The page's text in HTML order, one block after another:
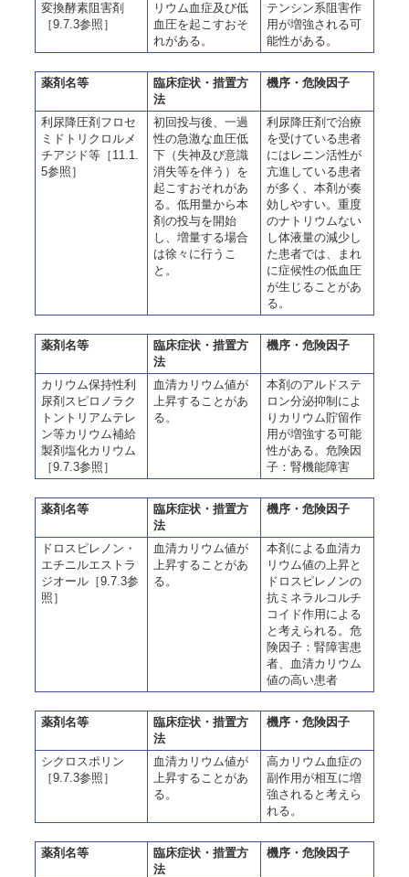
変換酵素阻害剤
［9.7.3参照］
リウム血症及び低
血圧を起こすおそ
れがある。
テンシン系阻害作
用が増強される可
能性がある。
薬剤名等
臨床症状・措置方
法
機序・危険因子
利尿降圧剤フロセ
ミドトリクロルメ
チアジド等［11.1.
5参照］
初回投与後、一過
性の急激な血圧低
下（失神及び意識
消失等を伴う）を
起こすおそれがあ
る。低用量から本
剤の投与を開始
し、増量する場合
は徐々に行うこ
と。
利尿降圧剤で治療
を受けている患者
にはレニン活性が
亢進している患者
が多く、本剤が奏
効しやすい。重度
のナトリウムない
し体液量の減少し
た患者では、まれ
に症候性の低血圧
が生じることがあ
る。
薬剤名等
臨床症状・措置方
法
機序・危険因子
カリウム保持性利
尿剤スピロノラク
トントリアムテレ
ン等カリウム補給
製剤塩化カリウム
［9.7.3参照］
血清カリウム値が
上昇することがあ
る。
本剤のアルドステ
ロン分泌抑制によ
りカリウム貯留作
用が増強する可能
性がある。危険因
子：腎機能障害
薬剤名等
臨床症状・措置方
法
機序・危険因子
ドロスピレノン・
エチニルエストラ
ジオール［9.7.3参
照］
血清カリウム値が
上昇することがあ
る。
本剤による血清カ
リウム値の上昇と
ドロスピレノンの
抗ミネラルコルチ
コイド作用による
と考えられる。危
険因子：腎障害患
者、血清カリウム
値の高い患者
薬剤名等
臨床症状・措置方
法
機序・危険因子
シクロスポリン
［9.7.3参照］
血清カリウム値が
上昇することがあ
る。
高カリウム血症の
副作用が相互に増
強されると考えら
れる。
薬剤名等
臨床症状・措置方
法
機序・危険因子